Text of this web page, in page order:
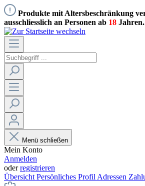
Produkte mit Altersbeschränkung
ausschliesslich an Personen ab 18 Jahren.
Menü schließen
Mein Konto
Anmelden
oderregistrieren
Übersicht Persönliches Profil Adressen